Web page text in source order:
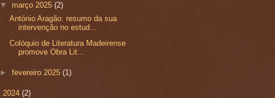
▼março 2025(2)
António Aragão: resumo da sua
intervenção no estud...
Colóquio de Literatura Madeirense
promove Obra Lit...
►fevereiro 2025(1)
2024 (2)